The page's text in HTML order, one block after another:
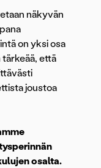
näkyvän
on yksi osa
että
joustoa
osalta.